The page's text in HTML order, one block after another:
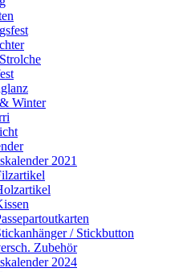
Winter
2021
/ Stickbutton
Zubehör
2024